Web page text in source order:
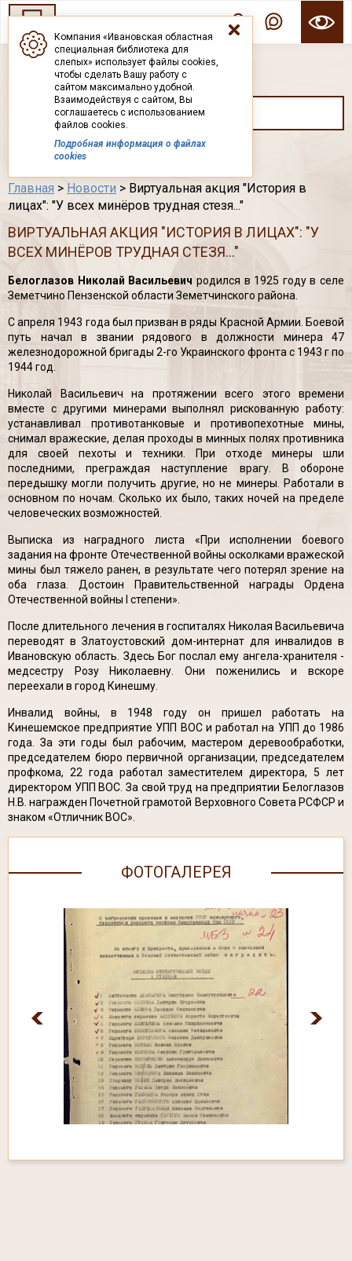
Компания «Ивановская областная
специальная библиотека для
слепых» использует файлы cookies,
чтобы сделать Вашу работу с
сайтом максимально удобной.
Взаимодействуя с сайтом, Вы
соглашаетесь с использованием
файлов cookies.
Подробная информация о файлах
cookies
ГОСУДАРСТВЕННОЕ БЮДЖЕТНОЕ УЧРЕЖДЕНИЕ ИВАНОВСКОЙ ОБЛАСТИ
ИВАНОВСКАЯ ОБЛАСТНАЯ СПЕЦИАЛЬНАЯ
БИБЛИОТЕКА ДЛЯ СЛЕПЫХ
Каталог
Главная > Новости > Виртуальная акция "История в
лицах": "У всех минёров трудная стезя..."
ВИРТУАЛЬНАЯ АКЦИЯ "ИСТОРИЯ В ЛИЦАХ": "У
ВСЕХ МИНЁРОВ ТРУДНАЯ СТЕЗЯ..."
Белоглазов Николай Васильевич родился в 1925 году в селе
Земетчино Пензенской области Земетчинского района.
С апреля 1943 года был призван в ряды Красной Армии. Боевой
путь начал в звании рядового в должности минера 47
железнодорожной бригады 2-го Украинского фронта с 1943 г по
1944 год.
Николай Васильевич на протяжении всего этого времени
вместе с другими минерами выполнял рискованную работу:
устанавливал противотанковые и противопехотные мины,
снимал вражеские, делая проходы в минных полях противника
для своей пехоты и техники. При отходе минеры шли
последними, преграждая наступление врагу. В обороне
передышку могли получить другие, но не минеры. Работали в
основном по ночам. Сколько их было, таких ночей на пределе
человеческих возможностей.
Выписка из наградного листа «При исполнении боевого
задания на фронте Отечественной войны осколками вражеской
мины был тяжело ранен, в результате чего потерял зрение на
оба глаза. Достоин Правительственной награды Ордена
Отечественной войны I степени».
После длительного лечения в госпиталях Николая Васильевича
переводят в Златоустовский дом-интернат для инвалидов в
Ивановскую область. Здесь Бог послал ему ангела-хранителя -
медсестру Розу Николаевну. Они поженились и вскоре
переехали в город Кинешму.
Инвалид войны, в 1948 году он пришел работать на
Кинешемское предприятие УПП ВОС и работал на УПП до 1986
года. За эти годы был рабочим, мастером деревообработки,
председателем бюро первичной организации, председателем
профкома, 22 года работал заместителем директора, 5 лет
директором УПП ВОС. За свой труд на предприятии Белоглазов
Н.В. награжден Почетной грамотой Верховного Совета РСФСР и
знаком «Отличник ВОС».
ФОТОГАЛЕРЕЯ